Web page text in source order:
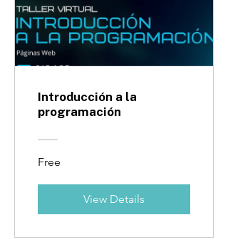
Introducción a la
programación
Free
View Details